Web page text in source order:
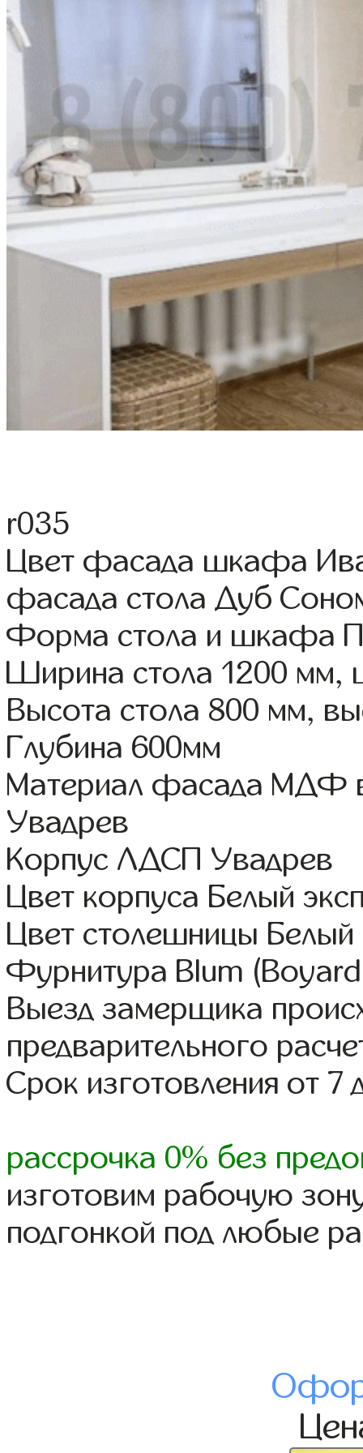
r035
Цвет фасада шкафа
фасада стола Дуб
Форма стола и шкафа
Ширина стола 1200
Высота стола 800 мм,
Глубина 600мм
Материал фасада МДФ
Увадрев
Корпус ЛДСП Увадрев
Цвет корпуса Белый
Цвет столешницы Белый
Фурнитура Blum
Выезд замерщика
предварительного
Срок изготовления от 7
рассрочка 0% без
изготовим рабочую
подгонкой под любые